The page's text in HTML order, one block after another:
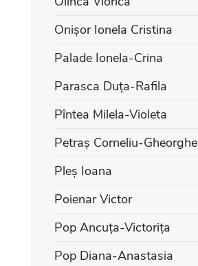
Onișor Ionela Cristina
Palade Ionela-Crina
Parasca Duța-Rafila
Pîntea Milela-Violeta
Petraș Corneliu-Gheorghe
Pleș Ioana
Poienar Victor
Pop Ancuța-Victorița
Pop Diana-Anastasia